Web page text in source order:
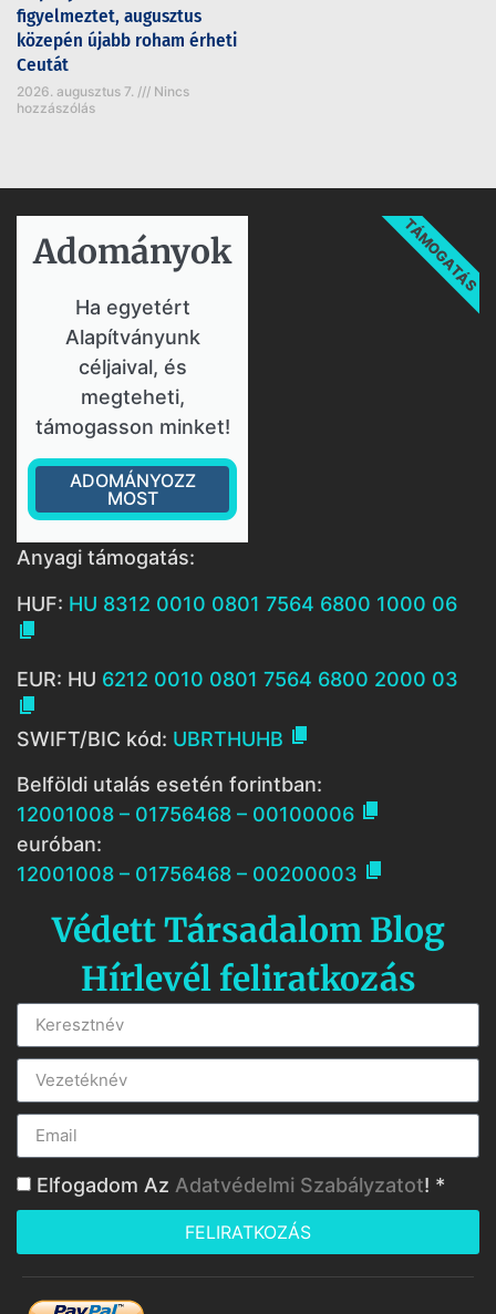
figyelmeztet, augusztus
közepén újabb roham érheti
Ceutát
2026. augusztus 7.
Nincs
hozzászólás
Adományok​
Ha egyetért
Alapítványunk
céljaival, és
megteheti,
támogasson minket!
ADOMÁNYOZZ
MOST
TÁMOGATÁS
Anyagi támogatás:
HUF: HU 8312 0010 0801 7564 6800 1000 06

EUR: HU 6212 0010 0801 7564 6800 2000 03

SWIFT/BIC kód: UBRTHUHB 
Belföldi utalás esetén forintban:
12001008 – 01756468 – 00100006 
euróban:
12001008 – 01756468 – 00200003 
Védett Társadalom Blog
Hírlevél feliratkozás
Elfogadom Az Adatvédelmi Szabályzatot! *
FELIRATKOZÁS